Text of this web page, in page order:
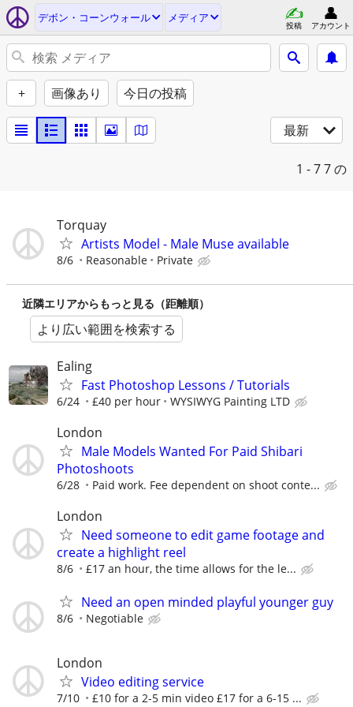
デボン・コーンウォール メディア
投稿 アカウント
+ 画像あり 今日の投稿
最新
1 - 77 の
Torquay
Artists Model - Male Muse available
8/6 Reasonable Private
近隣エリアからもっと見る（距離順）
より広い範囲を検索する
Ealing
Fast Photoshop Lessons / Tutorials
6/24 £40 per hour WYSIWYG Painting LTD
London
Male Models Wanted For Paid Shibari
Photoshoots
6/28 Paid work. Fee dependent on shoot conte...
London
Need someone to edit game footage and
create a highlight reel
8/6 £17 an hour, the time allows for the le...
Need an open minded playful younger guy
8/6 Negotiable
London
Video editing service
7/10 £10 for a 2-5 min video £17 for a 6-15 ...